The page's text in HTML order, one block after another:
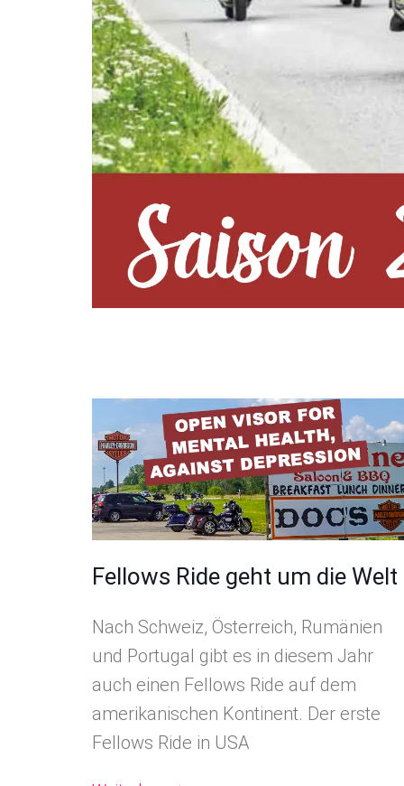
Fellows Ride geht um die Welt
Nach Schweiz, Österreich, Rumänien
und Portugal gibt es in diesem Jahr
auch einen Fellows Ride auf dem
amerikanischen Kontinent. Der erste
Fellows Ride in USA